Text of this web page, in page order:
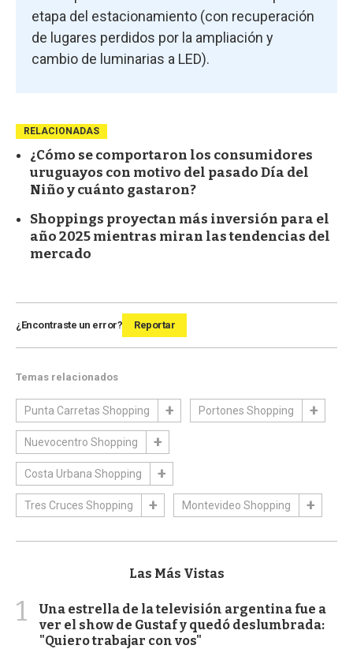
etapa del estacionamiento (con recuperación
de lugares perdidos por la ampliación y
cambio de luminarias a LED).
RELACIONADAS
¿Cómo se comportaron los consumidores
uruguayos con motivo del pasado Día del
Niño y cuánto gastaron?
Shoppings proyectan más inversión para el
año 2025 mientras miran las tendencias del
mercado
¿Encontraste un error? Reportar
Temas relacionados
Punta Carretas Shopping Portones Shopping
Nuevocentro Shopping
Costa Urbana Shopping
Tres Cruces Shopping Montevideo Shopping
Las Más Vistas
1
Una estrella de la televisión argentina fue a
ver el show de Gustaf y quedó deslumbrada:
"Quiero trabajar con vos"